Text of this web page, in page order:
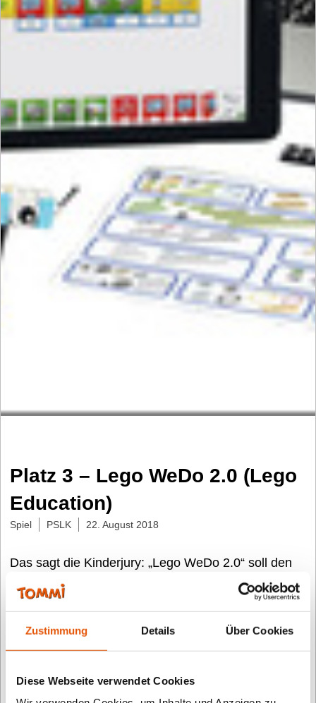
Zustimmung Details Über Cookies
Diese Webseite verwendet Cookies
Platz 3 – Lego WeDo 2.0 (Lego
Education)
Spiel PSLK 22. August 2018
Das sagt die Kinderjury: „Lego WeDo 2.0“ soll den
TOMMI gewinnen, weil Program-mierer ein toller
Beruf ist und wir damit spielerisch richtiges
Programmieren lernen. Natürlich macht uns das
eigene Entwürfe frei nach Fantasie bauen. Beim